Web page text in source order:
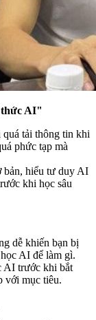
thức AI"
tải thông tin khi
phức tạp mà
bản, hiểu tư duy AI
khi học sâu
dễ khiến bạn bị
AI để làm gì.
AI trước khi bắt
với mục tiêu.